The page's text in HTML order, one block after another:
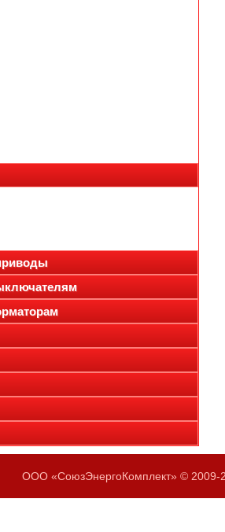
ООО «СоюзЭнергоКомплект» © 2009-